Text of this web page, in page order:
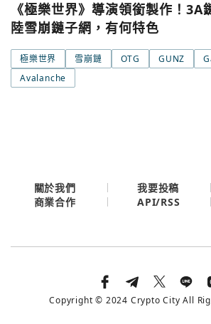
《極樂世界》導演領銜製作！3A
陸雪崩鏈子網，有何特色
極樂世界 雪崩鏈 OTG GUNZ
Avalanche
今日熱門
Google
Apple
關於我們 我要投稿
商業合作
API/RSS
Copyright © 2024 Crypto City All